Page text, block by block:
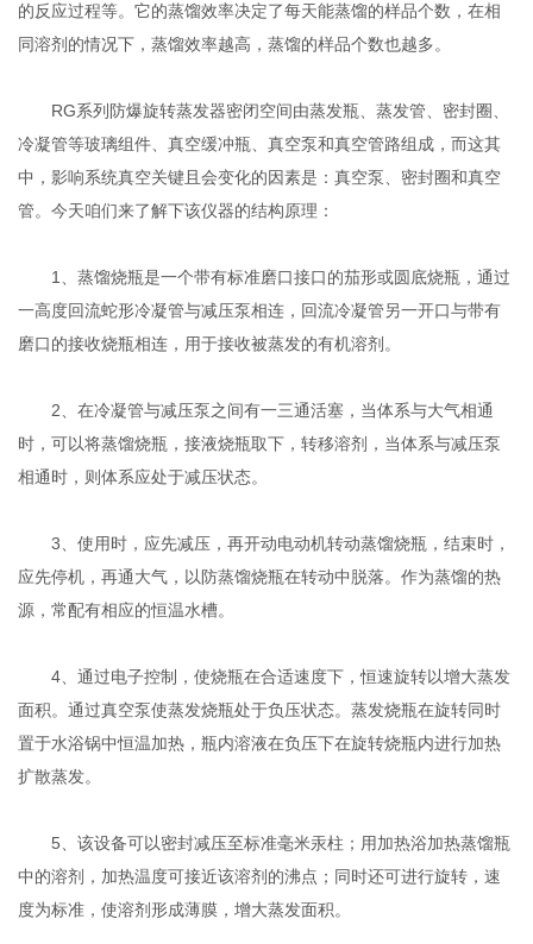
的反应过程等。它的蒸馏效率决定了每天能蒸馏的样品个数，在相
同溶剂的情况下，蒸馏效率越高，蒸馏的样品个数也越多。
RG系列防爆旋转蒸发器密闭空间由蒸发瓶、蒸发管、密封圈、
冷凝管等玻璃组件、真空缓冲瓶、真空泵和真空管路组成，而这其
中，影响系统真空关键且会变化的因素是：真空泵、密封圈和真空
管。今天咱们来了解下该仪器的结构原理：
1、蒸馏烧瓶是一个带有标准磨口接口的茄形或圆底烧瓶，通过
一高度回流蛇形冷凝管与减压泵相连，回流冷凝管另一开口与带有
磨口的接收烧瓶相连，用于接收被蒸发的有机溶剂。
2、在冷凝管与减压泵之间有一三通活塞，当体系与大气相通
时，可以将蒸馏烧瓶，接液烧瓶取下，转移溶剂，当体系与减压泵
相通时，则体系应处于减压状态。
3、使用时，应先减压，再开动电动机转动蒸馏烧瓶，结束时，
应先停机，再通大气，以防蒸馏烧瓶在转动中脱落。作为蒸馏的热
源，常配有相应的恒温水槽。
4、通过电子控制，使烧瓶在合适速度下，恒速旋转以增大蒸发
面积。通过真空泵使蒸发烧瓶处于负压状态。蒸发烧瓶在旋转同时
置于水浴锅中恒温加热，瓶内溶液在负压下在旋转烧瓶内进行加热
扩散蒸发。
5、该设备可以密封减压至标准毫米汞柱；用加热浴加热蒸馏瓶
中的溶剂，加热温度可接近该溶剂的沸点；同时还可进行旋转，速
度为标准，使溶剂形成薄膜，增大蒸发面积。